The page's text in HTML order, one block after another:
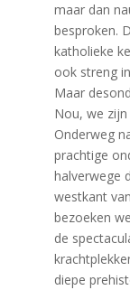
maar dan
besproken.
katholieke
ook streng
Maar
Nou, we
Onderweg
prachtige
halverwege
westkant
bezoeken
de
diepe